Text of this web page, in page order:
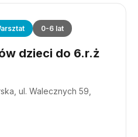
0-6 lat
dzieci do 6.r.ż
ul. Walecznych 59,